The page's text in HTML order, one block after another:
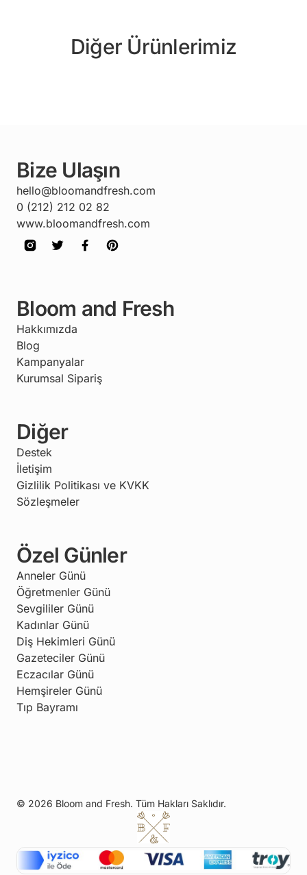
Diğer Ürünlerimiz
Bize Ulaşın
hello@bloomandfresh.com
0 (212) 212 02 82
www.bloomandfresh.com
Bloom and Fresh
Hakkımızda
Blog
Kampanyalar
Kurumsal Sipariş
Diğer
Destek
İletişim
Gizlilik Politikası ve KVKK
Sözleşmeler
Özel Günler
Anneler Günü
Öğretmenler Günü
Sevgililer Günü
Kadınlar Günü
Diş Hekimleri Günü
Gazeteciler Günü
Eczacılar Günü
Hemşireler Günü
Tıp Bayramı
© 2026 Bloom and Fresh. Tüm Hakları Saklıdır.